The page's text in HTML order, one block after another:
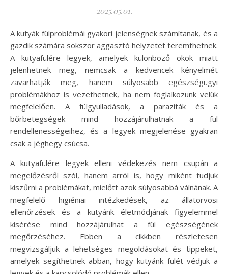
2025.05.01.
A kutyák fülproblémái gyakori jelenségnek számítanak, és a
gazdik számára sokszor aggasztó helyzetet teremthetnek.
A kutyafülére legyek, amelyek különböző okok miatt
jelenhetnek meg, nemcsak a kedvencek kényelmét
zavarhatják meg, hanem súlyosabb egészségügyi
problémákhoz is vezethetnek, ha nem foglalkozunk velük
megfelelően. A fülgyulladások, a paraziták és a
bőrbetegségek mind hozzájárulhatnak a fül
rendellenességeihez, és a legyek megjelenése gyakran
csak a jéghegy csúcsa.
A kutyafülére legyek elleni védekezés nem csupán a
megelőzésről szól, hanem arról is, hogy miként tudjuk
kiszűrni a problémákat, mielőtt azok súlyosabbá válnának. A
megfelelő higiéniai intézkedések, az állatorvosi
ellenőrzések és a kutyánk életmódjának figyelemmel
kísérése mind hozzájárulhat a fül egészségének
megőrzéséhez. Ebben a cikkben részletesen
megvizsgáljuk a lehetséges megoldásokat és tippeket,
amelyek segíthetnek abban, hogy kutyánk fülét védjük a